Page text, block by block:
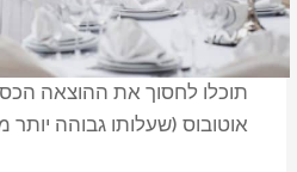
תוכלו לחסוך את ההוצאה
אוטובוס (שעלותו גבוהה יותר